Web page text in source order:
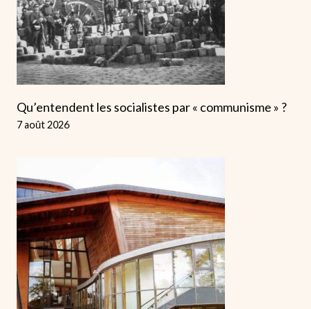
Qu’entendent les socialistes par « communisme » ?
7 août 2026